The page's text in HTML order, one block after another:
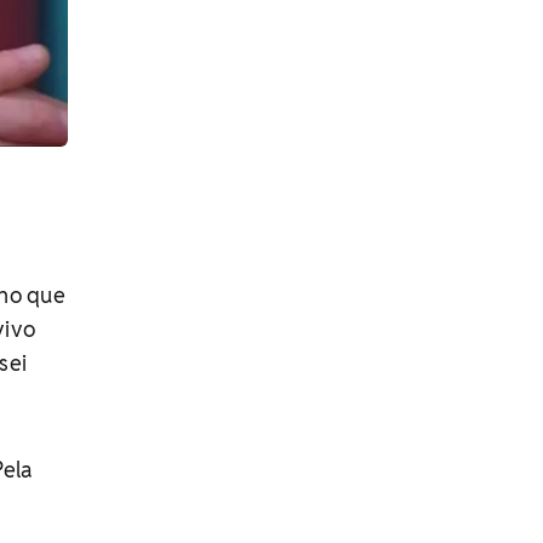
que